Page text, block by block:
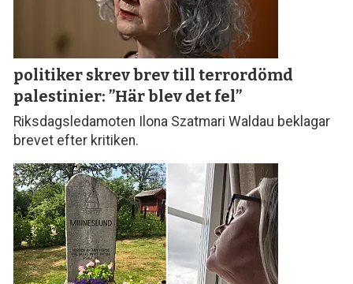
politiker skrev brev till terror­dömd
palestinier: ”Här blev det fel”
Riksdagsledamoten Ilona Szatmari Waldau beklagar
brevet efter kritiken.